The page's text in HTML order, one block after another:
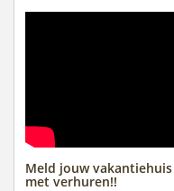
Meld jouw
met verhuren!!